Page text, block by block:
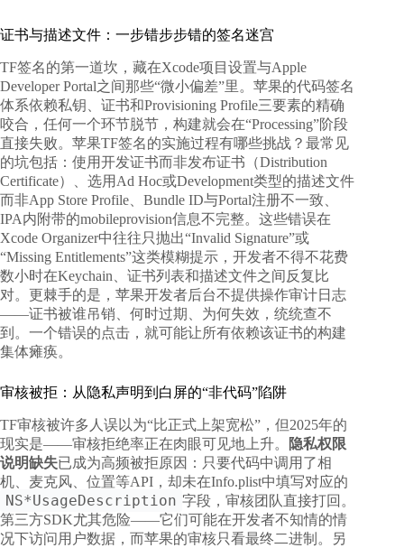
证书与描述文件：一步错步步错的签名迷宫
TF签名的第一道坎，藏在Xcode项目设置与Apple
Developer Portal之间那些“微小偏差”里。苹果的代码签名
体系依赖私钥、证书和Provisioning Profile三要素的精确
咬合，任何一个环节脱节，构建就会在“Processing”阶段
直接失败。 苹果TF签名的实施过程有哪些挑战 ？最常见
的坑包括：使用开发证书而非发布证书（Distribution
Certificate）、选用Ad Hoc或Development类型的描述文件
而非App Store Profile、Bundle ID与Portal注册不一致、
IPA内附带的mobileprovision信息不完整。这些错误在
Xcode Organizer中往往只抛出“Invalid Signature”或
“Missing Entitlements”这类模糊提示，开发者不得不花费
数小时在Keychain、证书列表和描述文件之间反复比
对。更棘手的是，苹果开发者后台不提供操作审计日志
——证书被谁吊销、何时过期、为何失效，统统查不
到。一个错误的点击，就可能让所有依赖该证书的构建
集体瘫痪。
审核被拒：从隐私声明到白屏的“非代码”陷阱
TF审核被许多人误以为“比正式上架宽松”，但2025年的
现实是——审核拒绝率正在肉眼可见地上升。
隐私权限
说明缺失已成为高频被拒原因：只要代码中调用了相
机、麦克风、位置等API，却未在Info.plist中填写对应的
NS*UsageDescription 字段，审核团队直接打回。
第三方SDK尤其危险——它们可能在开发者不知情的情
况下访问用户数据，而苹果的审核只看最终二进制。另